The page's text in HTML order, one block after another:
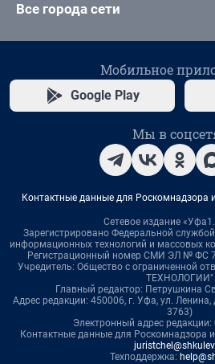
Все города сети
Мобильное
Google Play
Мы в
Контактные данные для Роскомнадзора
Сетевое издание
Зарегистрировано Федеральной
информационных технологий и массовых
Регистрационный номер СМИ ЭЛ № ФС
Учредитель: Общество с ограниченной
ТЕХНОЛОГИИ"
Главный редактор: Петрушкина
Адрес редакции: 450006, г. Уфа, ул.
3763)
Электронный адрес редакции:
Контактные данные для Роскомнадзора
Техподдержка: